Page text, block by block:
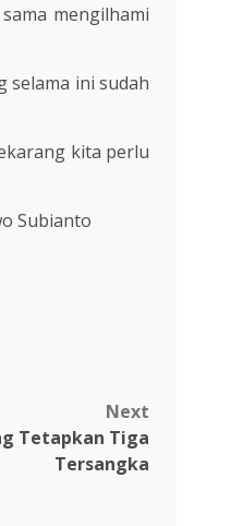
mengilhami
selama ini sudah
kita perlu
Subianto
Next
Tetapkan Tiga
Tersangka